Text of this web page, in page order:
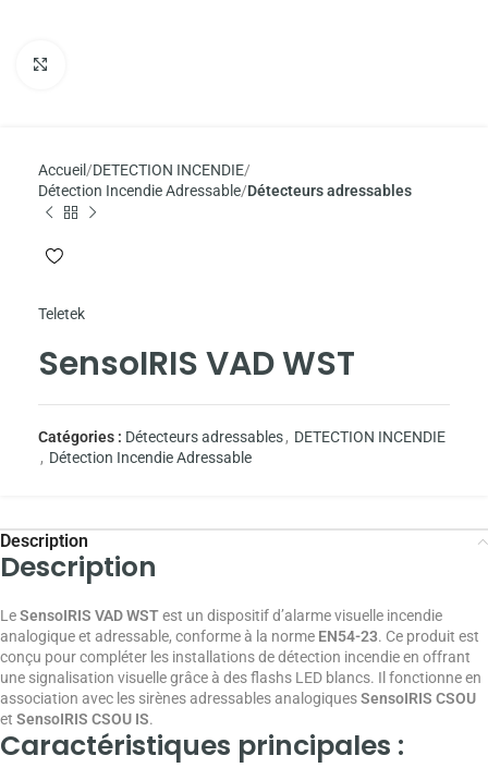
Accueil
DETECTION INCENDIE
Détection Incendie Adressable Détecteurs adressables
Teletek
SensoIRIS VAD WST
Catégories : Détecteurs adressables, DETECTION INCENDIE
, Détection Incendie Adressable
Description
Description
LeSensoIRIS VAD WSTest un dispositif d’alarme visuelle incendie
analogique et adressable, conforme à la norme EN54-23. Ce produit est
conçu pour compléter les installations de détection incendie en offrant
une signalisation visuelle grâce à des flashs LED blancs. Il fonctionne en
association avec les sirènes adressables analogiquesSensoIRIS CSOU
et SensoIRIS CSOU IS.
Caractéristiques principales :